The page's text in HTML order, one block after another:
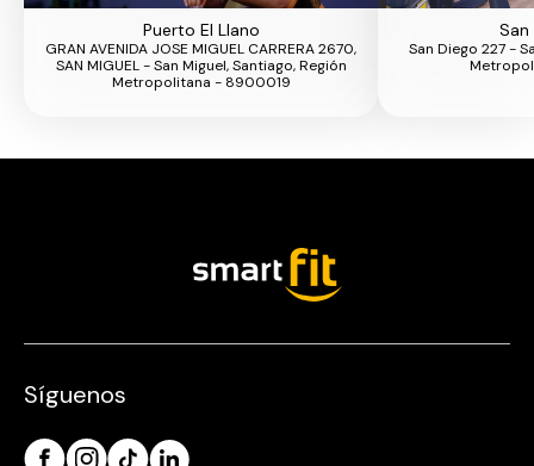
Puerto El Llano
GRAN AVENIDA JOSE MIGUEL CARRERA 2670,
SAN MIGUEL - San Miguel, Santiago, Región
Metropolitana - 8900019
San
San Diego 227 -
Síguenos